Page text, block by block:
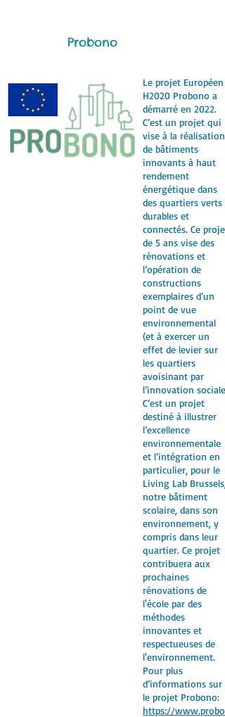
Probono
Le projet Européen
H2020 Probono a
démarré en 2022.
C’est un projet qui
vise à la réalisation
de bâtiments
innovants à haut
rendement
énergétique dans
des quartiers verts
durables et
connectés. Ce projet
de 5 ans vise des
rénovations et
l’opération de
constructions
exemplaires d’un
point de vue
environnemental
(et à exercer un
effet de levier sur
les quartiers
avoisinant par
l’innovation sociale.
C’est un projet
destiné à illustrer
l’excellence
environnementale
et l’intégration en
particulier, pour le
Living Lab Brussels,
notre bâtiment
scolaire, dans son
environnement, y
compris dans leur
quartier. Ce projet
contribuera aux
prochaines
rénovations de
l'école par des
méthodes
innovantes et
respectueuses de
l'environnement.
Pour plus
d’informations sur
le projet Probono:
https://www.probo